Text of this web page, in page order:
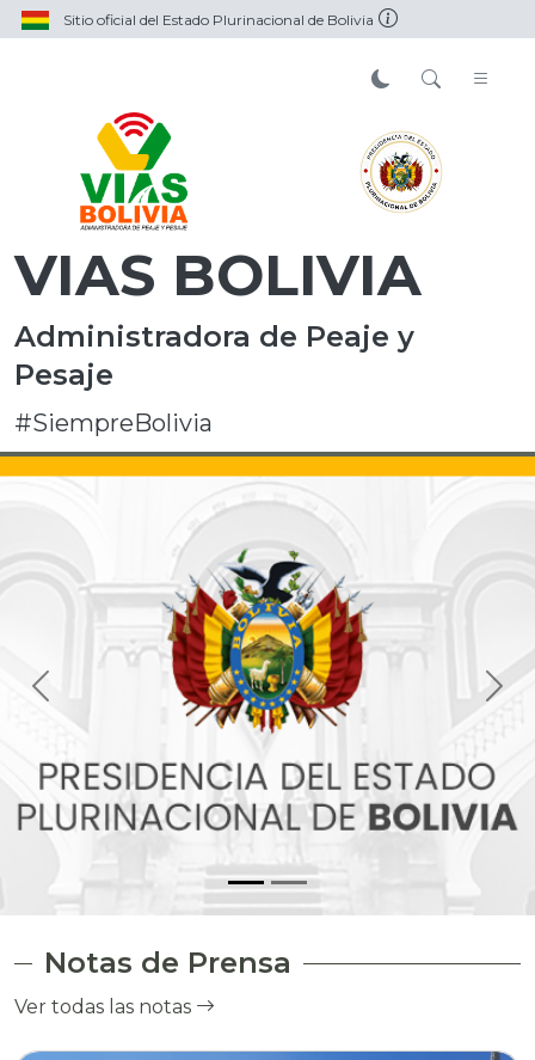
Sitio oficial del Estado Plurinacional de Bolivia
VIAS BOLIVIA
Administradora de Peaje y
Pesaje
#SiempreBolivia
Notas de Prensa
Ver todas las notas